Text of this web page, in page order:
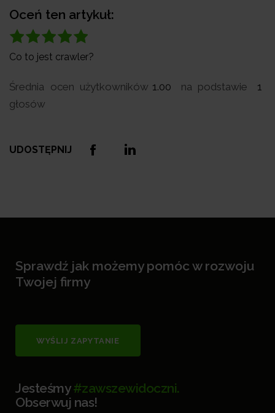
Oceń ten artykuł:
Co to jest crawler?
Średnia ocen użytkowników 1.00 na podstawie
1
głosów
UDOSTĘPNIJ
Sprawdź jak możemy pomóc w rozwoju
Twojej firmy
WYŚLIJ ZAPYTANIE
Jesteśmy#zawszewidoczni.
Obserwuj nas!